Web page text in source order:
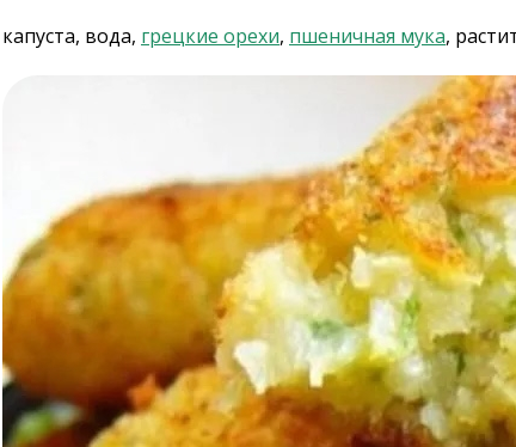
капуста, вода, грецкие орехи, пшеничная мука,